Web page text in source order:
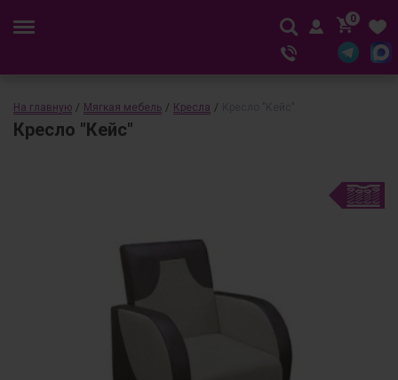
0
На главную / Мягкая мебель / Кресла /
Кресло "Кейс"